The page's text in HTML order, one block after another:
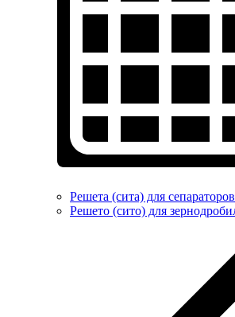
Решета (сита) для сепараторов
Решето (сито) для